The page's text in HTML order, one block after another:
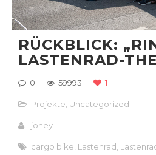
RÜCKBLICK:
LASTENRAD-
0 59993 1
Projekte Uncategorized
johey
cargo bike Lastenrad